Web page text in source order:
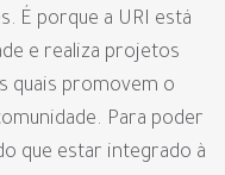
É porque a URI está
e realiza projetos
quais promovem o
Para poder
que estar integrado à